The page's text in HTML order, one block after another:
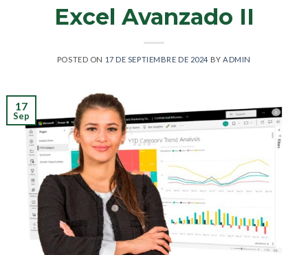
Excel Avanzado II
POSTED ON 17 DE SEPTIEMBRE DE 2024 BYADMIN
17
Sep